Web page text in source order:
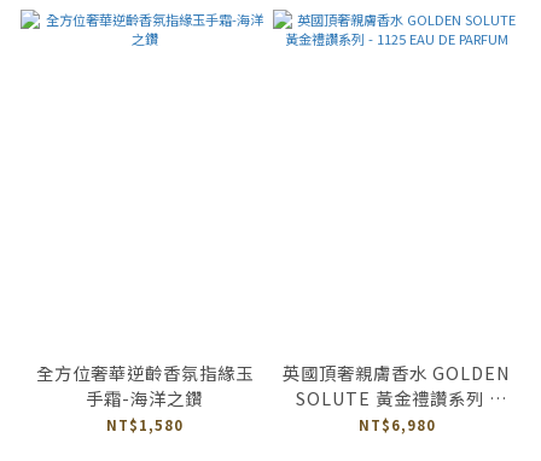
全方位奢華逆齡香氛指緣玉
手霜-海洋之鑽
NT$1,580
英國頂奢親膚香水 GOLDEN
SOLUTE 黃金禮讚系列 -
1125 EAU DE PARFUM
NT$6,980